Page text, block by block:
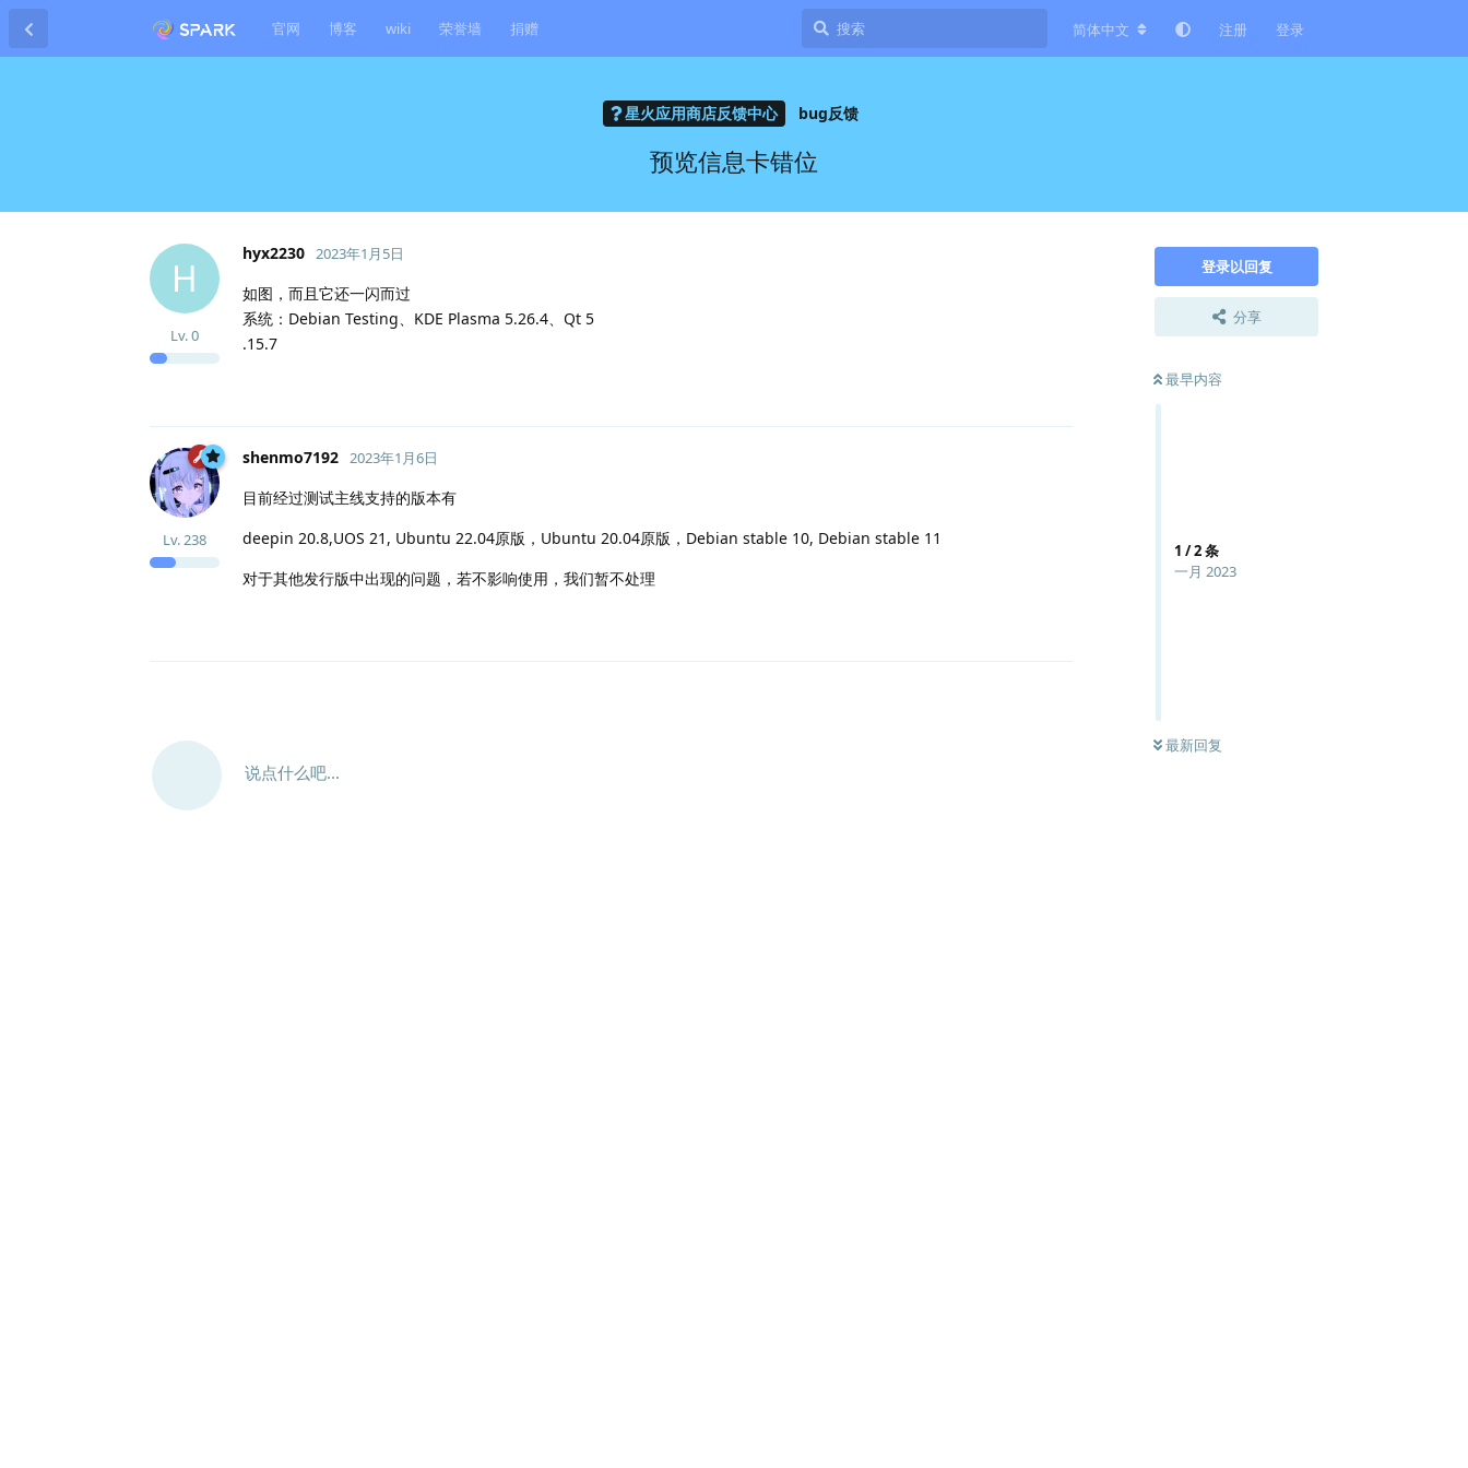
官网 博客 wiki 荣誉墙 捐赠 简体中文 注册 登录
星火应用商店反馈中心 bug反馈
预览信息卡错位
登录以回复
分享
最早内容
1 /2条
一月 2023
最新回复
H
hyx2230
Lv.0
2023年1月5日
如图，而且它还一闪而过
系统：Debian Testing、KDE Plasma 5.26.4、Qt 5
.15.7
shenmo7192
Lv.238
2023年1月6日
目前经过测试主线支持的版本有
deepin 20.8,UOS 21, Ubuntu 22.04原版，Ubuntu 20.04原版，Debian stable 10, Debian stable 11
对于其他发行版中出现的问题，若不影响使用，我们暂不处理
说点什么吧...